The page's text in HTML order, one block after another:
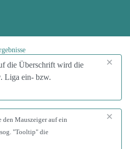
×
die Überschrift wird die
Liga ein- bzw.
×
den Mauszeiger auf ein
"Tooltip" die